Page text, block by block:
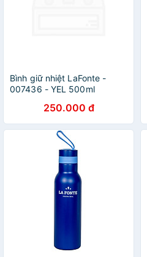
Bình giữ nhiệt LaFonte -
007436 - YEL 500ml
250.000 đ